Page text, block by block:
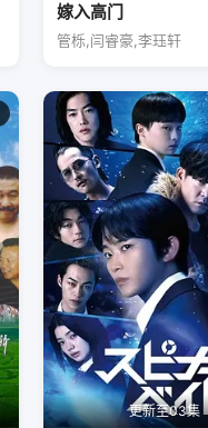
嫁入高门
管栎,闫睿豪,李珏轩
更新至03集